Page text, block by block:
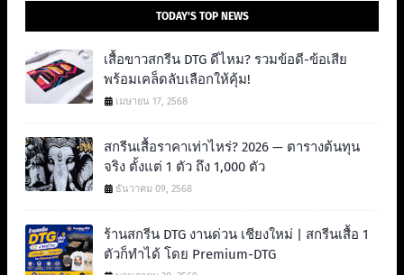
TODAY'S TOP NEWS
เสื้อขาวสกรีน DTG ดีไหม? รวมข้อดี-ข้อเสีย
พร้อมเคล็ดลับเลือกให้คุ้ม!
เมษายน 17, 2568
สกรีนเสื้อราคาเท่าไหร่? 2026 — ตารางต้นทุน
จริง ตั้งแต่ 1 ตัว ถึง 1,000 ตัว
ธันวาคม 09, 2568
ร้านสกรีน DTG งานด่วน เชียงใหม่ | สกรีนเสื้อ 1
ตัวก็ทำได้ โดย Premium-DTG